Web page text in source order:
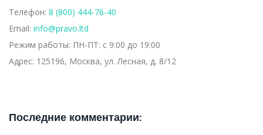
Телефон: 8 (800) 444-76-40
Email: info@pravo.ltd
Режим работы: ПН-ПТ: с 9:00 до 19:00
Адрес: 125196, Москва, ул. Лесная, д. 8/12
Последние комментарии: